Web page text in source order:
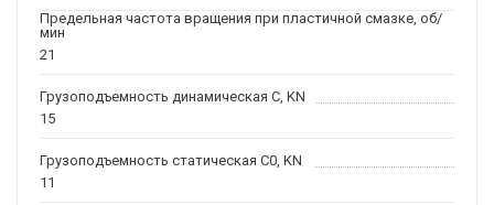
Предельная частота вращения при пластичной смазке, об/
мин
21
Грузоподъемность динамическая C, KN
15
Грузоподъемность статическая C0, KN
11